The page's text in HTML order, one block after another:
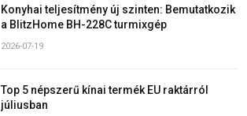
Konyhai teljesítmény új szinten: Bemutatkozik
a BlitzHome BH-228C turmixgép
2026-07-19
Top 5 népszerű kínai termék EU raktárról
júliusban